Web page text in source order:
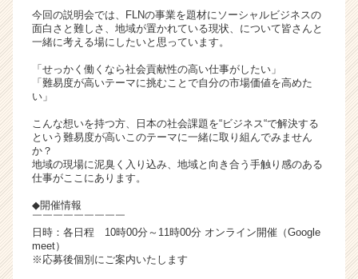
ト
が
く
就
サ
イ
チ
リ
ア
今回の説明会では、FLNの事業を題材にソーシャルビジネスの
面白さと難しさ、地域が置かれている現状、について皆さんと
一緒に考える場にしたいと思っています。
「せっかく働くなら社会貢献性の高い仕事がしたい」
「難易度が高いテーマに挑むことで自分の市場価値を高めた
い」
こんな想いを持つ方、日本の社会課題を“ビジネス“で解決する
という難易度が高いこのテーマに一緒に取り組んでみません
か？
地域の現場に泥臭く入り込み、地域と向き合う手触り感のある
仕事がここにあります。
◆開催情報
￣￣￣￣￣￣￣￣￣
日時：各日程 10時00分～11時00分 オンライン開催（Google
meet）
※応募後個別にご案内いたします